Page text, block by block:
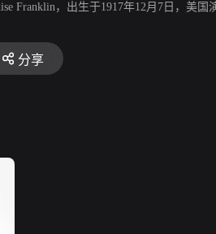
Franklin，出生于1917年12月7日，美
分享